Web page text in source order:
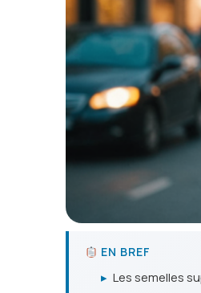
EN BREF
▸ Les semelles